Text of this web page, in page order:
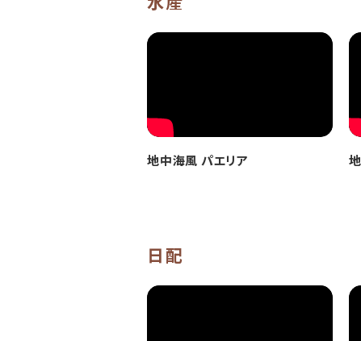
地中海風 パエリア
日配